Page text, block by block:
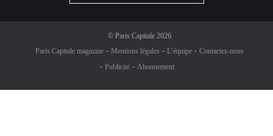
© Paris Capitale2026
Paris Capitale magazine
Mentions légales L’équipe
Contactez-nous
Publicité
Abonnement